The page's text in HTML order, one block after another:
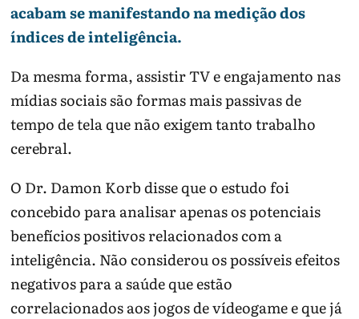
acabam se manifestando na medição dos
índices de inteligência.
Da mesma forma, assistir TV e engajamento nas
mídias sociais são formas mais passivas de
tempo de tela que não exigem tanto trabalho
cerebral.
O Dr. Damon Korb disse que o estudo foi
concebido para analisar apenas os potenciais
benefícios positivos relacionados com a
inteligência. Não considerou os possíveis efeitos
negativos para a saúde que estão
correlacionados aos jogos de vídeogame e que já